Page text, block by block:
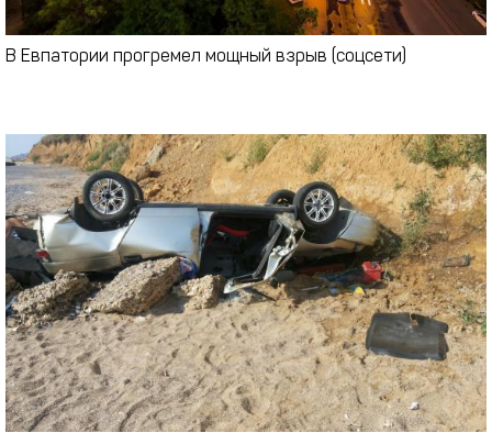
В Евпатории прогремел мощный взрыв (соцсети)